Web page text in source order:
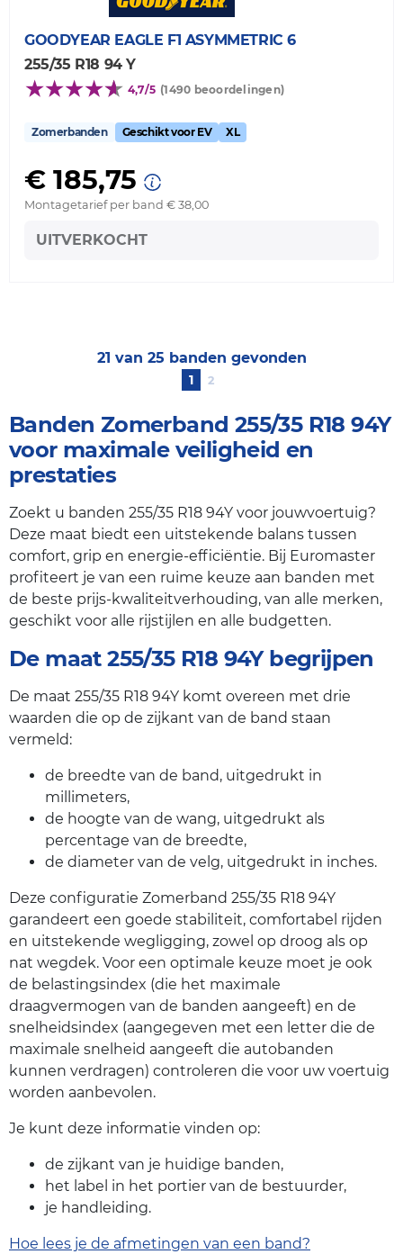
GOODYEAR EAGLE F1 ASYMMETRIC 6
255/35 R18 94 Y
4,7/5 (1490 beoordelingen)
Zomerbanden Geschikt voor EV XL
€ 185,75
Montagetarief per band € 38,00
UITVERKOCHT
1 2
21 van 25 banden gevonden
Banden Zomerband 255/35 R18 94Y
voor maximale veiligheid en
prestaties
Zoekt u banden 255/35 R18 94Y voor jouwvoertuig?
Deze maat biedt een uitstekende balans tussen
comfort, grip en energie-efficiëntie. Bij Euromaster
profiteert je van een ruime keuze aan banden met
de beste prijs-kwaliteitverhouding, van alle merken,
geschikt voor alle rijstijlen en alle budgetten.
De maat 255/35 R18 94Y begrijpen
De maat 255/35 R18 94Y komt overeen met drie
waarden die op de zijkant van de band staan
vermeld:
de breedte van de band, uitgedrukt in
millimeters,
de hoogte van de wang, uitgedrukt als
percentage van de breedte,
de diameter van de velg, uitgedrukt in inches.
Deze configuratie Zomerband 255/35 R18 94Y
garandeert een goede stabiliteit, comfortabel rijden
en uitstekende wegligging, zowel op droog als op
nat wegdek. Voor een optimale keuze moet je ook
de belastingsindex (die het maximale
draagvermogen van de banden aangeeft) en de
snelheidsindex (aangegeven met een letter die de
maximale snelheid aangeeft die autobanden
kunnen verdragen) controleren die voor uw voertuig
worden aanbevolen.
Je kunt deze informatie vinden op:
de zijkant van je huidige banden,
het label in het portier van de bestuurder,
je handleiding.
Hoe lees je de afmetingen van een band?